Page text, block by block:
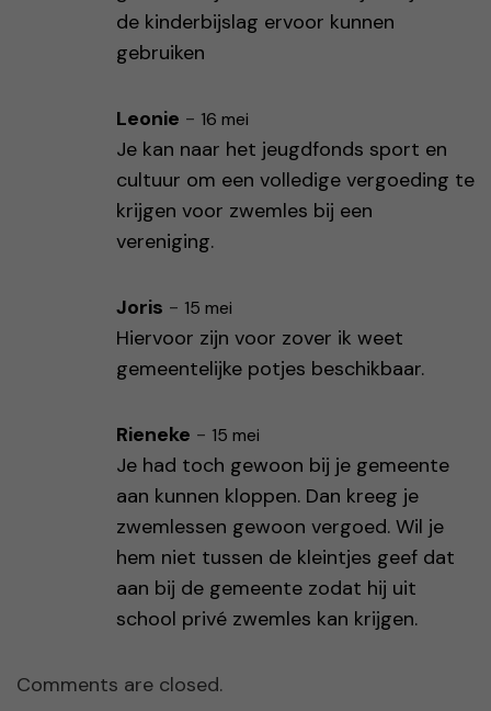
de kinderbijslag ervoor kunnen
gebruiken
Leonie - 16 mei
Je kan naar het jeugdfonds sport en
cultuur om een volledige vergoeding te
krijgen voor zwemles bij een
vereniging.
Joris - 15 mei
Hiervoor zijn voor zover ik weet
gemeentelijke potjes beschikbaar.
Rieneke - 15 mei
Je had toch gewoon bij je gemeente
aan kunnen kloppen. Dan kreeg je
zwemlessen gewoon vergoed. Wil je
hem niet tussen de kleintjes geef dat
aan bij de gemeente zodat hij uit
school privé zwemles kan krijgen.
Comments are closed.